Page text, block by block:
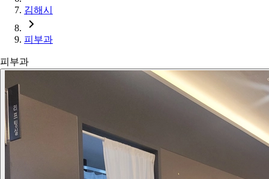
김해시
피부과
피부과